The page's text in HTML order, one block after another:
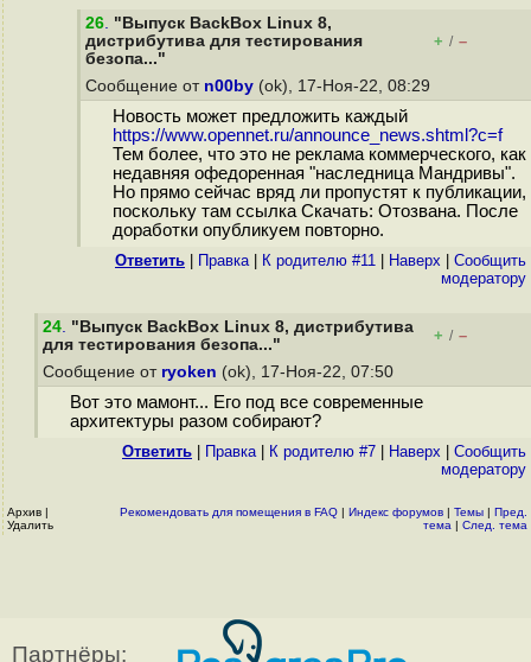
26. "Выпуск BackBox Linux 8,
дистрибутива для тестирования
безопа..."
+ / –
Сообщение от n00by (ok), 17-Ноя-22, 08:29
Новость может предложить каждый
https://www.opennet.ru/announce_news.shtml?c=f
Тем более, что это не реклама коммерческого, как
недавняя офедоренная "наследница Мандривы".
Но прямо сейчас вряд ли пропустят к публикации,
поскольку там ссылка Скачать: Отозвана. После
доработки опубликуем повторно.
Ответить Правка| К родителю #11 Наверх
Cообщить
модератору
24. "Выпуск BackBox Linux 8, дистрибутива
для тестирования безопа..."
+ / –
Сообщение от ryoken (ok), 17-Ноя-22, 07:50
Вот это мамонт... Его под все современные
архитектуры разом собирают?
Ответить Правка| К родителю #7 Наверх
Cообщить
модератору
Архив |
Удалить
Рекомендовать для помещения в FAQ | Индекс форумов | Темы | Пред.
тема | След. тема
Партнёры: